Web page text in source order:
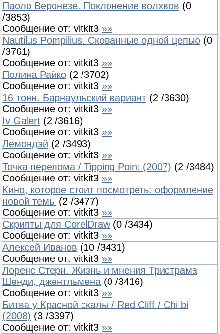
Паоло Веронезе. Поклонение волхвов (0
/3853)
Сообщение от: vitkit3 »»
Nautilus Pompilius. Скованные одной цепью (0
/3761)
Сообщение от: vitkit3 »»
Полина Райко (2 /3702)
Сообщение от: vitkit3 »»
16 тонн. Барнаульский вариант (2 /3630)
Сообщение от: vitkit3 »»
Iv Galert (2 /3616)
Сообщение от: vitkit3 »»
Лемондэй (2 /3493)
Сообщение от: vitkit3 »»
Точка перелома / Tipping Point (2007) (2 /3484)
Сообщение от: vitkit3 »»
Кино, которое стоит посмотреть: оформление
новой темы (2 /3477)
Сообщение от: vitkit3 »»
Скрипты для CorelDraw (0 /3434)
Сообщение от: vitkit3 »»
Алексей Иванов (10 /3431)
Сообщение от: vitkit3 »»
Лоренс Стерн. Жизнь и мнения Тристрама
Шенди, джентльмена (0 /3416)
Сообщение от: vitkit3 »»
Битва у Красной скалы / Red Cliff / Chi bi
(2008) (3 /3397)
Сообщение от: vitkit3 »»